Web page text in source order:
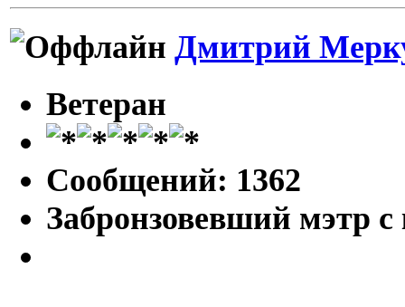
Дмитрий
Ветеран
Сообщений: 1362
Забронзовевший мэтр